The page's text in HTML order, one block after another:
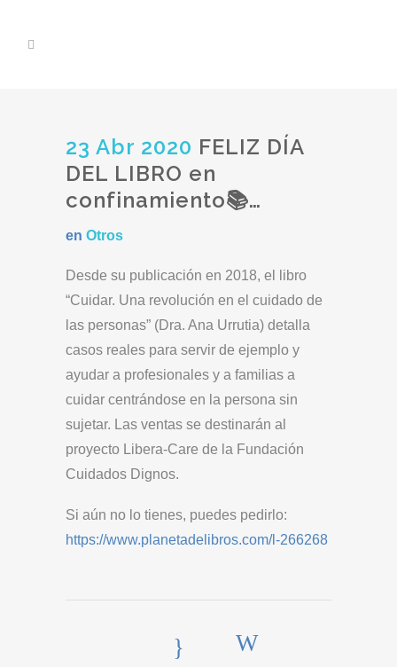
23 Abr 2020 FELIZ DÍA
DEL LIBRO en
confinamiento📚…
en Otros
Desde su publicación en 2018, el libro
“Cuidar. Una revolución en el cuidado de
las personas” (Dra. Ana Urrutia) detalla
casos reales para servir de ejemplo y
ayudar a profesionales y a familias a
cuidar centrándose en la persona sin
sujetar. Las ventas se destinarán al
proyecto Libera-Care de la Fundación
Cuidados Dignos.
Si aún no lo tienes, puedes pedirlo:
https://www.planetadelibros.com/l-266268